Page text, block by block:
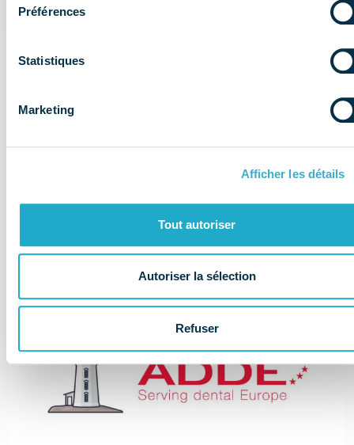
Préférences
Statistiques
Marketing
Afficher les détails
Tout autoriser
Autoriser la sélection
Refuser
Il y a 3 ans
Archives – Newsletters règlementaires
Réglementation & éthique